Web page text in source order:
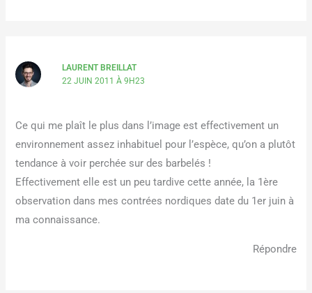
LAURENT BREILLAT
22 JUIN 2011 À 9H23
Ce qui me plaît le plus dans l’image est effectivement un
environnement assez inhabituel pour l’espèce, qu’on a plutôt
tendance à voir perchée sur des barbelés !
Effectivement elle est un peu tardive cette année, la 1ère
observation dans mes contrées nordiques date du 1er juin à
ma connaissance.
Répondre